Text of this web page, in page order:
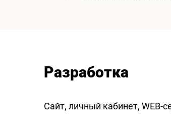
Разработка
Сайт, личный кабинет,